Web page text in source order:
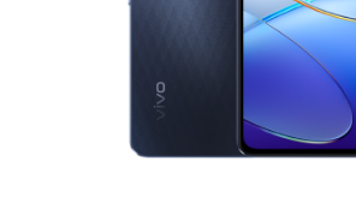
UAE(AR) | حدد البلد/المنطقة